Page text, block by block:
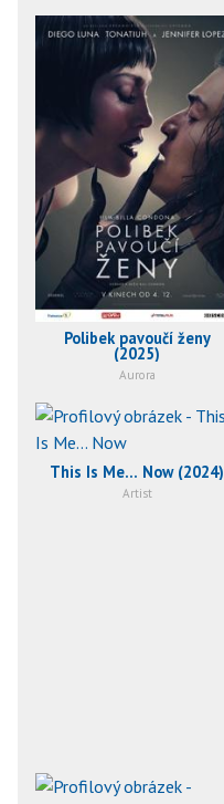
Polibek pavoučí ženy
(2025)
Aurora
This Is Me... Now (2024)
Artist